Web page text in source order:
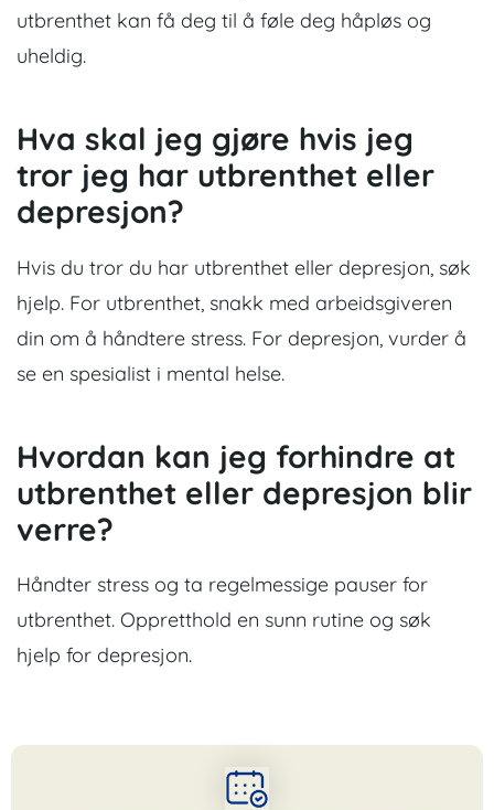
utbrenthet kan få deg til å føle deg håpløs og
uheldig.
Hva skal jeg gjøre hvis jeg
tror jeg har utbrenthet eller
depresjon?
Hvis du tror du har utbrenthet eller depresjon, søk
hjelp. For utbrenthet, snakk med arbeidsgiveren
din om å håndtere stress. For depresjon, vurder å
se en spesialist i mental helse.
Hvordan kan jeg forhindre at
utbrenthet eller depresjon blir
verre?
Håndter stress og ta regelmessige pauser for
utbrenthet. Oppretthold en sunn rutine og søk
hjelp for depresjon.